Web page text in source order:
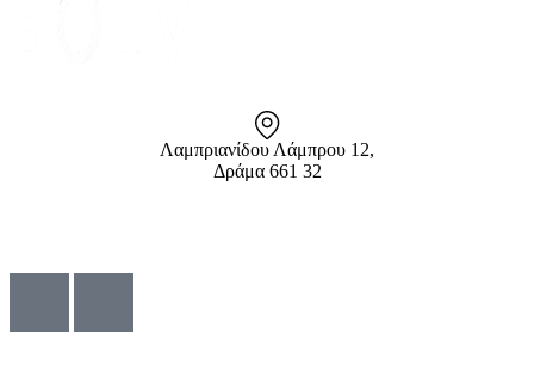
Λαμπριανίδου Λάμπρου 12,
Δράμα 661 32